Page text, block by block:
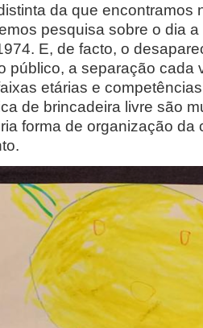
da que encontramos
pesquisa sobre o dia
E, de facto, o
público, a separação cada
etárias e
de brincadeira livre são
forma de organização da